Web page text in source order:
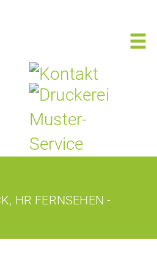
HR FERNSEHEN -